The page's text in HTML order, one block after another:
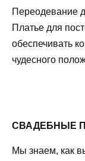
Переодевание
Платье для
обеспечивать
чудесного
СВАДЕБНЫЕ
Мы знаем, как